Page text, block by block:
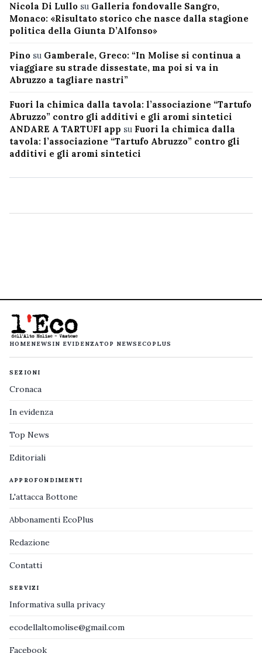
Nicola Di Lullo su Galleria fondovalle Sangro,
Monaco: «Risultato storico che nasce dalla stagione
politica della Giunta D’Alfonso»
Pino su Gamberale, Greco: “In Molise si continua a
viaggiare su strade dissestate, ma poi si va in
Abruzzo a tagliare nastri”
Fuori la chimica dalla tavola: l’associazione “Tartufo
Abruzzo” contro gli additivi e gli aromi sintetici
ANDARE A TARTUFI app su Fuori la chimica dalla
tavola: l’associazione “Tartufo Abruzzo” contro gli
additivi e gli aromi sintetici
HOMENEWS IN EVIDENZATOP NEWS ECOPLUS
SEZIONI
Cronaca
In evidenza
Top News
Editoriali
APPROFONDIMENTI
L'attacca Bottone
Abbonamenti EcoPlus
Redazione
Contatti
SERVIZI
Informativa sulla privacy
ecodellaltomolise@gmail.com
Facebook